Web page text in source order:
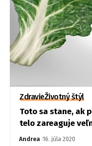
ZdravieŽivotný štýl
Toto sa stane, ak
telo zareaguje
Andrea 16. júla 2020